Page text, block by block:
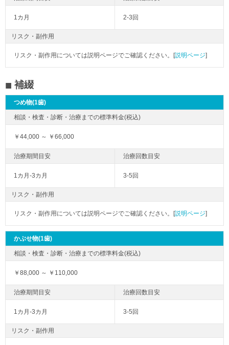
1カ月 2-3回
リスク・副作用
リスク・副作用については説明ページでご確認ください。[説明ページ]
補綴
つめ物(1歯)
￥44,000 ～ ￥66,000
1カ月-3カ月 3-5回
リスク・副作用
リスク・副作用については説明ページでご確認ください。[説明ページ]
かぶせ物(1歯)
￥88,000 ～ ￥110,000
1カ月-3カ月 3-5回
リスク・副作用